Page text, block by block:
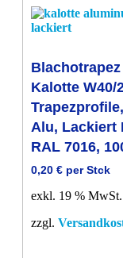
Blachotrapez
Kalotte W40/
Alu, Lackiert
RAL 7016,
0,20 € per Stck
exkl. 19 % MwSt.
zzgl.